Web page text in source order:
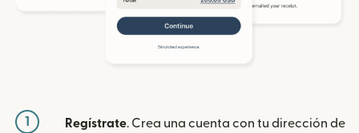
1 Regístrate. Crea una cuenta con tu dirección de